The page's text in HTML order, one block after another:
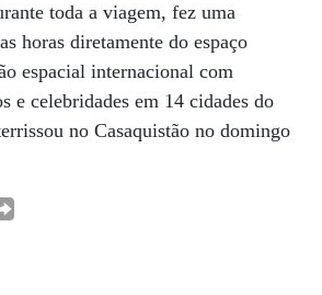
toda a viagem, fez uma
horas diretamente do espaço
espacial internacional com
e celebridades em 14 cidades do
no Casaquistão no domingo